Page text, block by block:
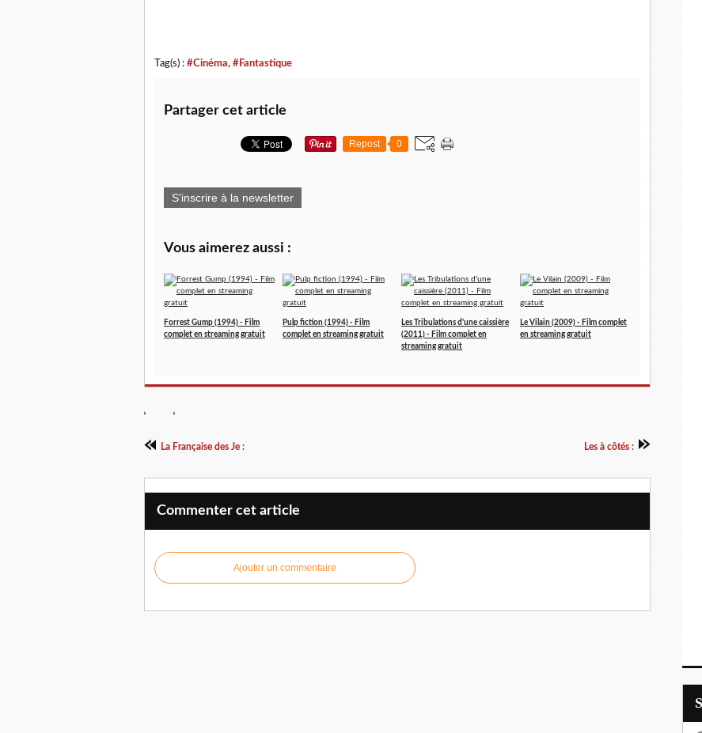
Tag(s) : #Cinéma, #Fantastique
Partager cet article
Repost 0
S'inscrire à la newsletter
Vous aimerez aussi :
Forrest Gump (1994) - Film
complet en streaming gratuit
Pulp fiction (1994) - Film
complet en streaming gratuit
Les Tribulations d'une caissière
(2011) - Film complet en
streaming gratuit
Le Vilain (2009) - Film complet
en streaming gratuit
La Française des Je : Les à côtés :
Commenter cet article
Ajouter un commentaire